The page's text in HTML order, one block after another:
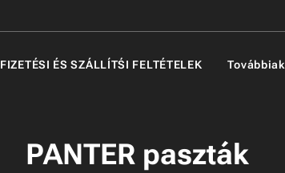
FIZETÉSI ÉS SZÁLLÍTŚI FELTÉTELEK Továbbiak
PANTER paszták